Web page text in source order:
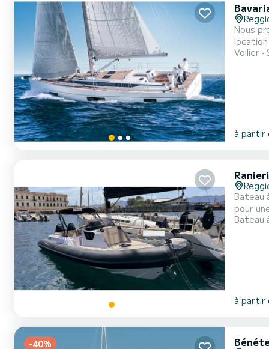
Nous
location.
Voilier
à partir
Bateau
pour une
Bateau
à partir
-40%